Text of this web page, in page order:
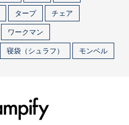
タープ
チェア
ワークマン
寝袋（シュラフ） モンベル